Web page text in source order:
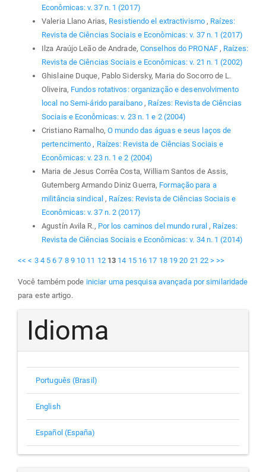
Econômicas: v. 37 n. 1 (2017)
Valeria Llano Arias, Resistiendo el extractivismo, Raízes:
Revista de Ciências Sociais e Econômicas: v. 37 n. 1 (2017)
Ilza Araújo Leão de Andrade, Conselhos do PRONAF , Raízes:
Revista de Ciências Sociais e Econômicas: v. 21 n. 1 (2002)
Ghislaine Duque, Pablo Sidersky, Maria do Socorro de L.
Oliveira, Fundos rotativos: organização e desenvolvimento
local no Semi-árido paraibano, Raízes: Revista de Ciências
Sociais e Econômicas: v. 23 n. 1 e 2 (2004)
Cristiano Ramalho, O mundo das águas e seus laços de
pertencimento, Raízes: Revista de Ciências Sociais e
Econômicas: v. 23 n. 1 e 2 (2004)
Maria de Jesus Corrêa Costa, William Santos de Assis,
Gutemberg Armando Diniz Guerra, Formação para a
militância sindical , Raízes: Revista de Ciências Sociais e
Econômicas: v. 37 n. 2 (2017)
Agustín Avila R., Por los caminos del mundo rural, Raízes:
Revista de Ciências Sociais e Econômicas: v. 34 n. 1 (2014)
<< < 3 4 5 6 7 8 9 10 11 12 13 14 15 16 17 18 19 20 21 22 > >>
Você também pode iniciar uma pesquisa avançada por similaridade
para este artigo.
Idioma
Português (Brasil)
English
Español (España)